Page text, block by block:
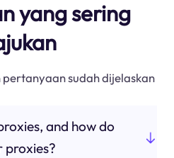
yang sering
sudah dijelaskan
and how do